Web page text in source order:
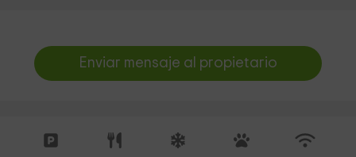
Enviar mensaje al propietario